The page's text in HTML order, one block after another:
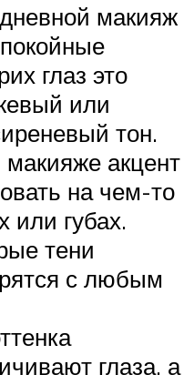
макияж
глаз это
или
тон.
акцент
на чем-то
или губах.
тени
с любым
глаза, а